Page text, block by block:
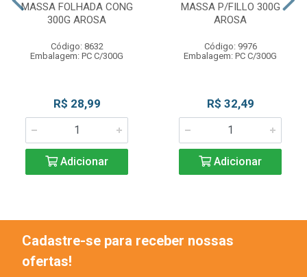
MASSA FOLHADA CONG
300G AROSA
Código: 8632
Embalagem: PC C/300G
R$ 28,99
Adicionar
MASSA P/FILLO 300G
AROSA
Código: 9976
Embalagem: PC C/300G
R$ 32,49
Adicionar
Cadastre-se para receber nossas
ofertas!